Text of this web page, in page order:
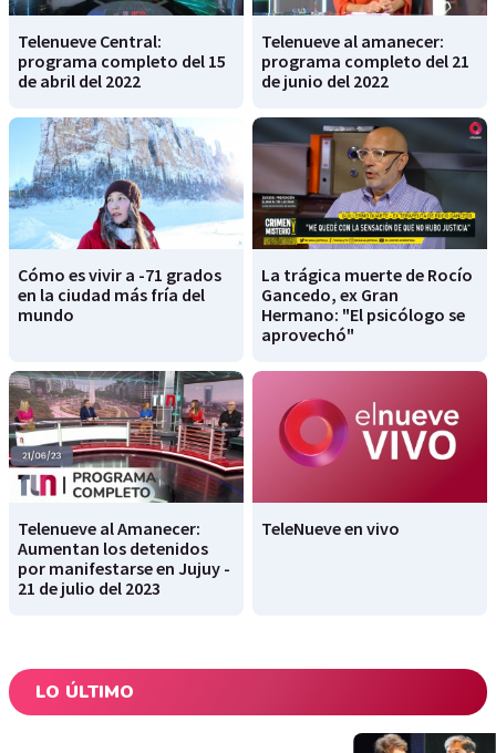
Telenueve Central:
programa completo del 15
de abril del 2022
Telenueve al amanecer:
programa completo del 21
de junio del 2022
Cómo es vivir a -71 grados
en la ciudad más fría del
mundo
La trágica muerte de Rocío
Gancedo, ex Gran
Hermano: "El psicólogo se
aprovechó"
Telenueve al Amanecer:
Aumentan los detenidos
por manifestarse en Jujuy -
21 de julio del 2023
TeleNueve en vivo
LO ÚLTIMO